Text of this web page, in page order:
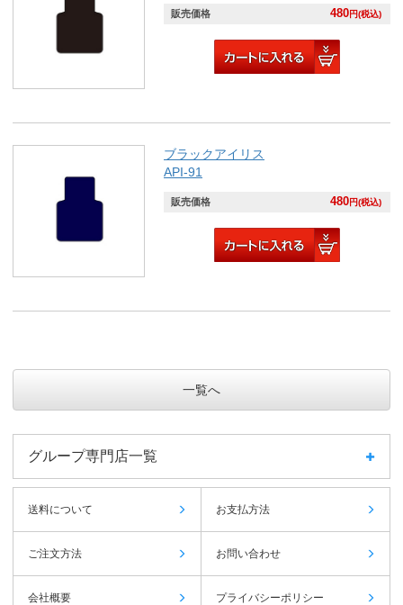
販売価格 480円(税込)
ブラックアイリス
API-91
販売価格 480円(税込)
一覧へ
グループ専門店一覧
送料について お支払方法
ご注文方法 お問い合わせ
会社概要 プライバシーポリシー